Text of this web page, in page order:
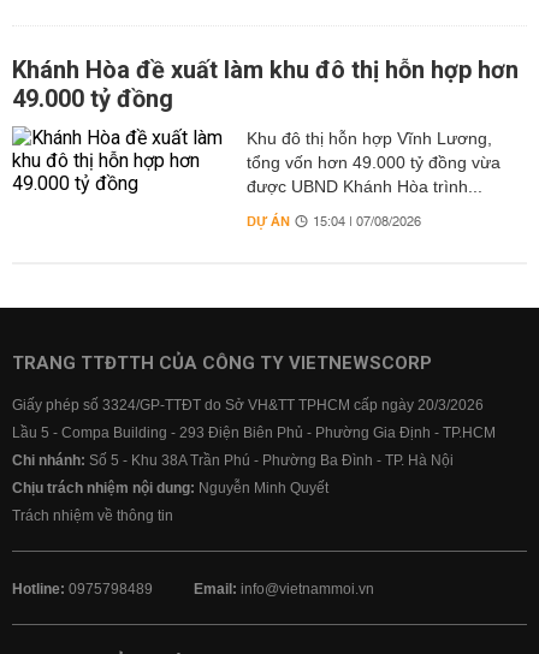
Khánh Hòa đề xuất làm khu đô thị hỗn hợp hơn
49.000 tỷ đồng
Khu đô thị hỗn hợp Vĩnh Lương,
tổng vốn hơn 49.000 tỷ đồng vừa
được UBND Khánh Hòa trình...
DỰ ÁN 15:04 | 07/08/2026
TRANG TTĐTTH CỦA CÔNG TY VIETNEWSCORP
Giấy phép số 3324/GP-TTĐT do Sở VH&TT TPHCM cấp ngày 20/3/2026
Lầu 5 - Compa Building - 293 Điện Biên Phủ - Phường Gia Định - TP.HCM
Chi nhánh: Số 5 - Khu 38A Trần Phú - Phường Ba Đình - TP. Hà Nội
Chịu trách nhiệm nội dung: Nguyễn Minh Quyết
Trách nhiệm về thông tin
Hotline: 0975798489 Email: info@vietnammoi.vn